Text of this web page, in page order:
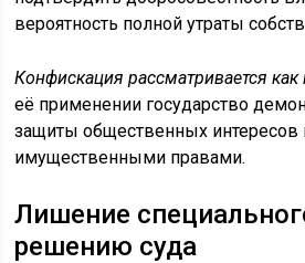
вероятность полной утраты
Конфискация рассматривается
её применении государство
защиты общественных
имущественными правами.
Лишение
решению суда